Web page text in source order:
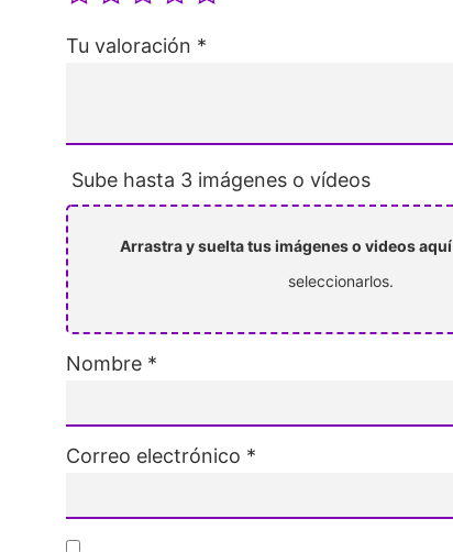
Tu valoración *
Sube hasta 3 imágenes o vídeos
Arrastra y suelta tus imágenes o videos aquí
seleccionarlos.
Nombre *
Correo electrónico *